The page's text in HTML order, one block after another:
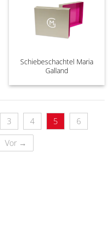
Schiebeschachtel Maria
Galland
3 4 5
6
Vor →